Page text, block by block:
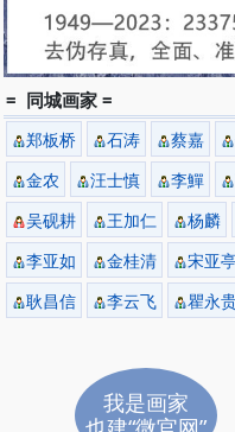
= 同城画家 =
郑板桥 石涛 蔡嘉
金农
汪士慎 李鱓
吴砚耕
王加仁 杨麟
李亚如
金桂清 宋亚
耿昌信
李云飞 瞿永
我是画家